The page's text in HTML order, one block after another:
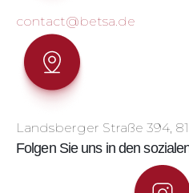
contact@betsa.de
Landsberger Straße 394,
Folgen Sie uns in den